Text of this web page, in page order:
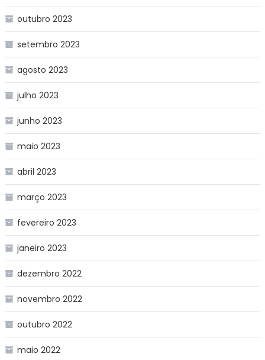
outubro 2023
setembro 2023
agosto 2023
julho 2023
junho 2023
maio 2023
abril 2023
março 2023
fevereiro 2023
janeiro 2023
dezembro 2022
novembro 2022
outubro 2022
maio 2022